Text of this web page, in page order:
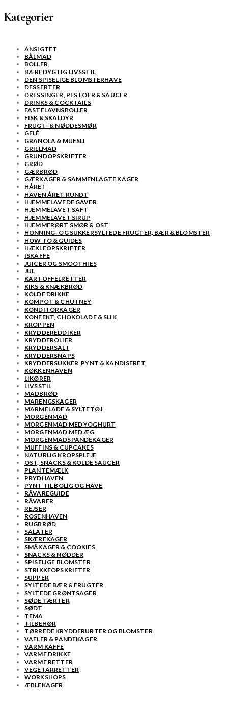
Kategorier
ANSIGTET
BÅLMAD
BOLLER
BÆREDYGTIG LIVSSTIL
DEN SPISELIGE BLOMSTERHAVE
DESSERTER
DRESSINGER, PESTOER & SAUCER
DRINKS & COCKTAILS
FASTELAVNSBOLLER
FISK & SKALDYR
FRUGT- & NØDDESMØR
GELÉ
GRANOLA & MÜESLI
GRILLMAD
GRUNDOPSKRIFTER
GRØD
GÆRBRØD
GÆRKAGER & SAMMENLAGTE KAGER
HÅRET
HAVEN ÅRET RUNDT
HJEMMELAVEDE GAVER
HJEMMELAVET SAFT
HJEMMELAVET SIRUP
HJEMMERØRT SMØR & OST
HONNING- OG SUKKERSYLTEDE FRUGTER, BÆR & BLOMSTER
HOW TO & GUIDES
HÆKLEOPSKRIFTER
ISKAFFE
JUICER OG SMOOTHIES
JUL
KARTOFFELRETTER
KIKS & KNÆKBRØD
KOLDE DRIKKE
KOMPOT & CHUTNEY
KONDITORKAGER
KONFEKT, CHOKOLADE & SLIK
KROPPEN
KRYDDEREDDIKER
KRYDDEROLIER
KRYDDERSALT
KRYDDERSNAPS
KRYDDERSUKKER, PYNT & KANDISERET
KØKKENHAVEN
LIKØRER
LIVSSTIL
MADBRØD
MARENGSKAGER
MARMELADE & SYLTETØJ
MORGENMAD
MORGENMAD MED YOGHURT
MORGENMAD MED ÆG
MORGENMADSPANDEKAGER
MUFFINS & CUPCAKES
NATURLIG KROPSPLEJE
OST, SNACKS & KOLDE SAUCER
PLANTEMÆLK
PRYDHAVEN
PYNT TIL BOLIG OG HAVE
RÅVAREGUIDE
RÅVARER
REJSER
ROSENHAVEN
RUGBRØD
SALATER
SKÆREKAGER
SMÅKAGER & COOKIES
SNACKS & NØDDER
SPISELIGE BLOMSTER
STRIKKEOPSKRIFTER
SUPPER
SYLTEDE BÆR & FRUGTER
SYLTEDE GRØNTSAGER
SØDE TÆRTER
SØDT
TEMA
TILBEHØR
TØRREDE KRYDDERURTER OG BLOMSTER
VAFLER & PANDEKAGER
VARM KAFFE
VARME DRIKKE
VARME RETTER
VEGETARRETTER
WORKSHOPS
ÆBLEKAGER